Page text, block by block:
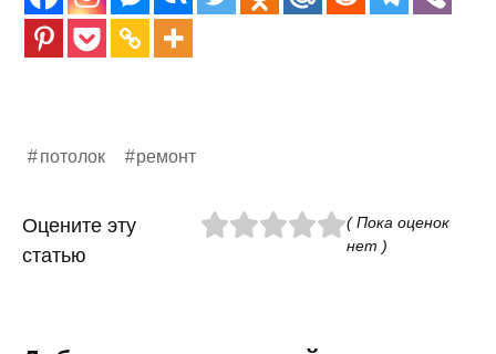
потолок ремонт
Оцените эту
статью
( Пока оценок
нет )